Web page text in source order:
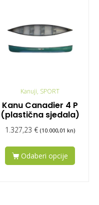
Kanuji, SPORT
Kanu Canadier 4 P
(plastična sjedala)
1.327,23 € (10.000,01 kn)
Odaberi opcije